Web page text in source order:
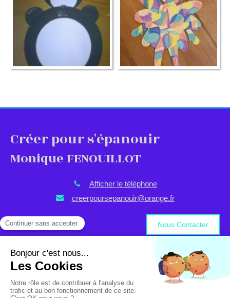
Créer pour s'épanouir
Monique FENOUILLOT
Afficher le téléphone
creerpoursepanouir@orange.fr
Nous Contacter